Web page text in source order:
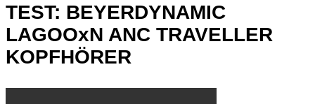
TEST: BEYERDYNAMIC
LAGOOxN ANC TRAVELLER
KOPFHÖRER